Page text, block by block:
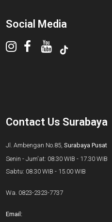
Social Media
Contact Us Surabaya
Jl. Ambengan No.85, Surabaya Pusat
Senin - Jum'at: 08.30 WIB - 17.30 WIB
Sabtu: 08.30 WIB - 15.00 WIB
Wa. 0823-2323-7737
Email: